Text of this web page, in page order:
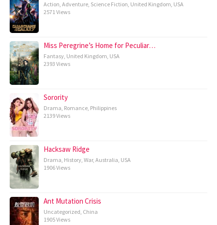
Action, Adventure, Science Fiction, United Kingdom, USA
2571 Views
Miss Peregrine’s Home for Peculiar…
Fantasy, United Kingdom, USA
2393 Views
Sorority
Drama, Romance, Philippines
2139 Views
Hacksaw Ridge
Drama, History, War, Australia, USA
1906 Views
Ant Mutation Crisis
Uncategorized, China
1905 Views